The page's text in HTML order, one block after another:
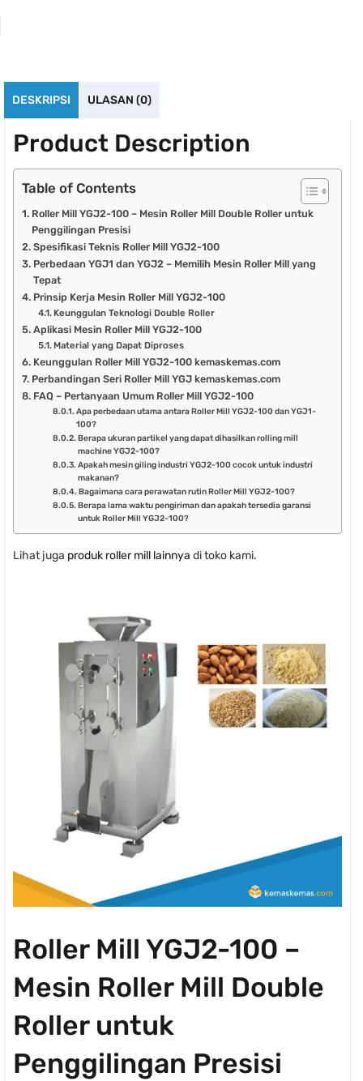
DESKRIPSI ULASAN (0)
Product Description
Table of Contents
Roller Mill YGJ2-100 – Mesin Roller Mill Double Roller untuk
Penggilingan Presisi
Spesifikasi Teknis Roller Mill YGJ2-100
Perbedaan YGJ1 dan YGJ2 – Memilih Mesin Roller Mill yang
Tepat
Prinsip Kerja Mesin Roller Mill YGJ2-100
Keunggulan Teknologi Double Roller
Aplikasi Mesin Roller Mill YGJ2-100
Material yang Dapat Diproses
Keunggulan Roller Mill YGJ2-100 kemaskemas.com
Perbandingan Seri Roller Mill YGJ kemaskemas.com
FAQ – Pertanyaan Umum Roller Mill YGJ2-100
Apa perbedaan utama antara Roller Mill YGJ2-100 dan YGJ1-
100?
Berapa ukuran partikel yang dapat dihasilkan rolling mill
machine YGJ2-100?
Apakah mesin giling industri YGJ2-100 cocok untuk industri
makanan?
Bagaimana cara perawatan rutin Roller Mill YGJ2-100?
Berapa lama waktu pengiriman dan apakah tersedia garansi
untuk Roller Mill YGJ2-100?
Lihat juga produk roller mill lainnya di toko kami.
Roller Mill YGJ2-100 –
Mesin Roller Mill Double
Roller untuk
Penggilingan Presisi